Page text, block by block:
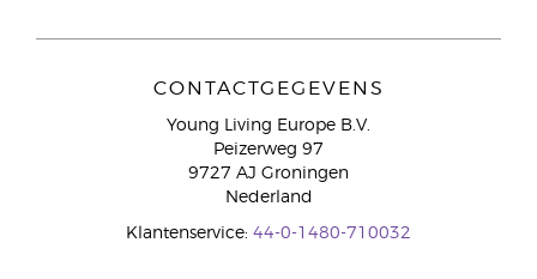
CONTACTGEGEVENS
Young Living Europe B.V.
Peizerweg 97
9727 AJ Groningen
Nederland
Klantenservice: 44-0-1480-710032